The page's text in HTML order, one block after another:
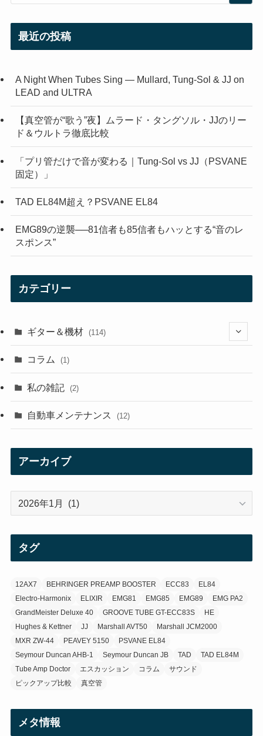
最近の投稿
A Night When Tubes Sing — Mullard, Tung-Sol & JJ on
LEAD and ULTRA
【真空管が“歌う”夜】ムラード・タングソル・JJのリー
ド＆ウルトラ徹底比較
「プリ管だけで音が変わる｜Tung-Sol vs JJ（PSVANE
固定）」
TAD EL84M超え？PSVANE EL84
EMG89の逆襲──81信者も85信者もハッとする“音のレ
スポンス”
カテゴリー
ギター＆機材 (114)
(29)
(21)
(3)
(3)
コラム (1)
私の雑記 (2)
自動車メンテナンス (12)
アーカイブ
タグ
12AX7 BEHRINGER PREAMP BOOSTER ECC83
EL84
Electro-Harmonix
ELIXIR EMG81 EMG85 EMG89
EMG PA2
GrandMeister Deluxe 40
GROOVE TUBE GT-ECC83S
HE
Hughes & Kettner
JJ Marshall AVT50
Marshall JCM2000
MXR ZW-44
PEAVEY 5150
PSVANE EL84
Seymour Duncan AHB-1
Seymour Duncan JB TAD
TAD EL84M
Tube Amp Doctor
エスカッション コラム
サウンド
ピックアップ比較
真空管
メタ情報